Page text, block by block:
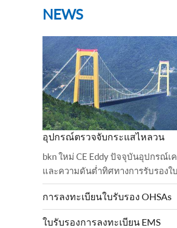
NEWS
อุปกรณ์ตรวจจับกระแสไหลวน
bkn ใหม่ CE Eddy ปัจจุบันอุปกรณ์เ
และความดันต่ำทิศทางการรับรองใ
BKN ได้ปฏิบัติตามและเสร็จสิ้นการ
เรียบร้อยแล้ว 2006 บัลลาสต์และสั่ง
เครื่องจักรกลและ
การลงทะเบียนใบรับรอง OHSAs
ใบรับรองการลงทะเบียน EMS